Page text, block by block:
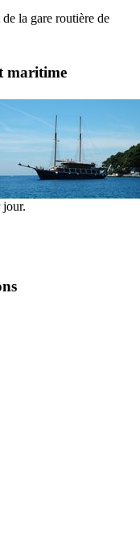
la gare routière de
maritime
jour.